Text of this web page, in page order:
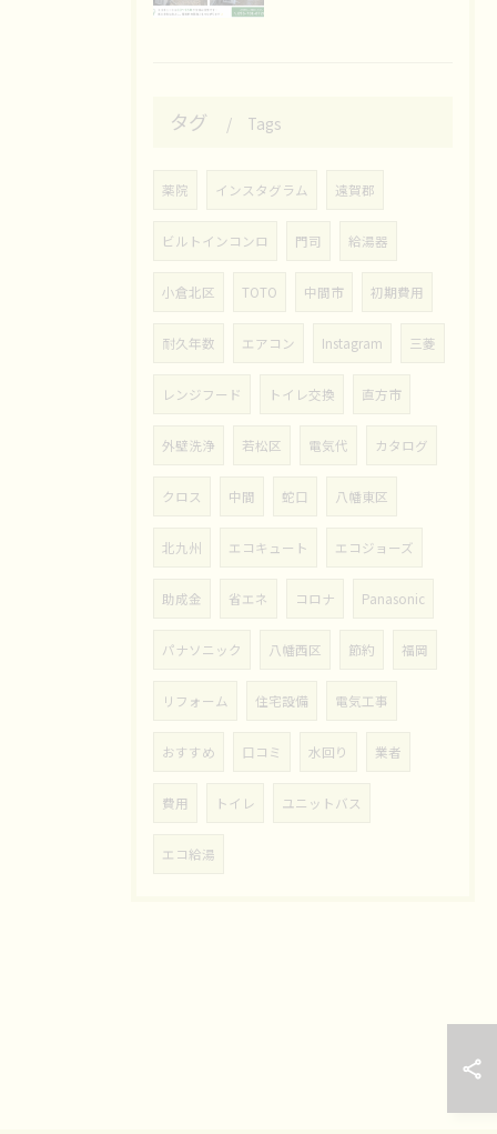
タグ Tags
薬院 インスタグラム 遠賀郡
ビルトインコンロ 門司 給湯器
小倉北区 TOTO 中間市 初期費用
耐久年数 エアコン Instagram 三菱
レンジフード トイレ交換 直方市
外壁洗浄 若松区 電気代 カタログ
クロス 中間 蛇口 八幡東区
北九州 エコキュート エコジョーズ
助成金 省エネ コロナ Panasonic
パナソニック 八幡西区 節約 福岡
リフォーム 住宅設備 電気工事
おすすめ 口コミ 水回り 業者
費用 トイレ ユニットバス
エコ給湯